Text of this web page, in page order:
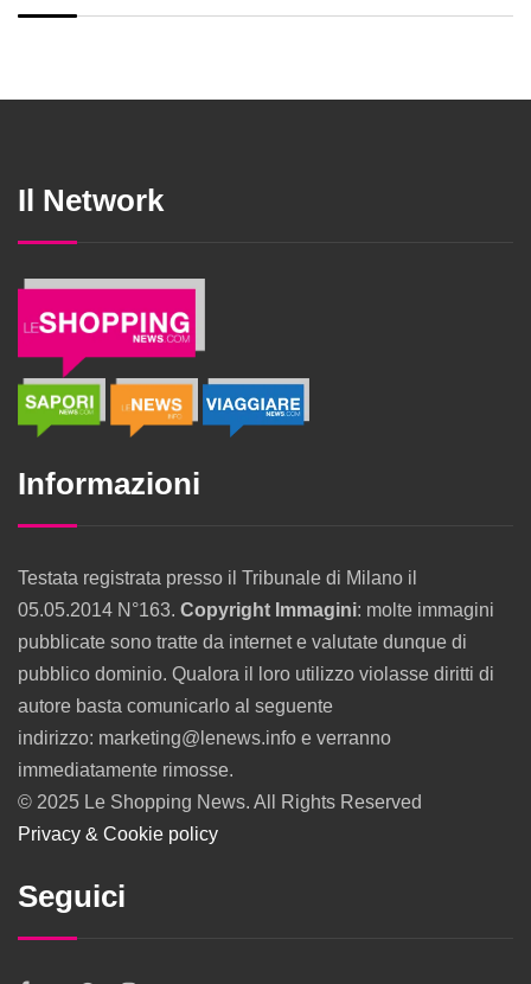
Il Network
Informazioni
Testata registrata presso il Tribunale di Milano il
05.05.2014 N°163. Copyright Immagini: molte immagini
pubblicate sono tratte da internet e valutate dunque di
pubblico dominio. Qualora il loro utilizzo violasse diritti di
autore basta comunicarlo al seguente
indirizzo: marketing@lenews.info e verranno
immediatamente rimosse.
© 2025 Le Shopping News. All Rights Reserved
Privacy & Cookie policy
Seguici